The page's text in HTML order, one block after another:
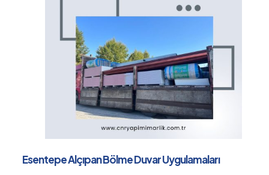
Esentepe Alçıpan Bölme Duvar Uygulamaları